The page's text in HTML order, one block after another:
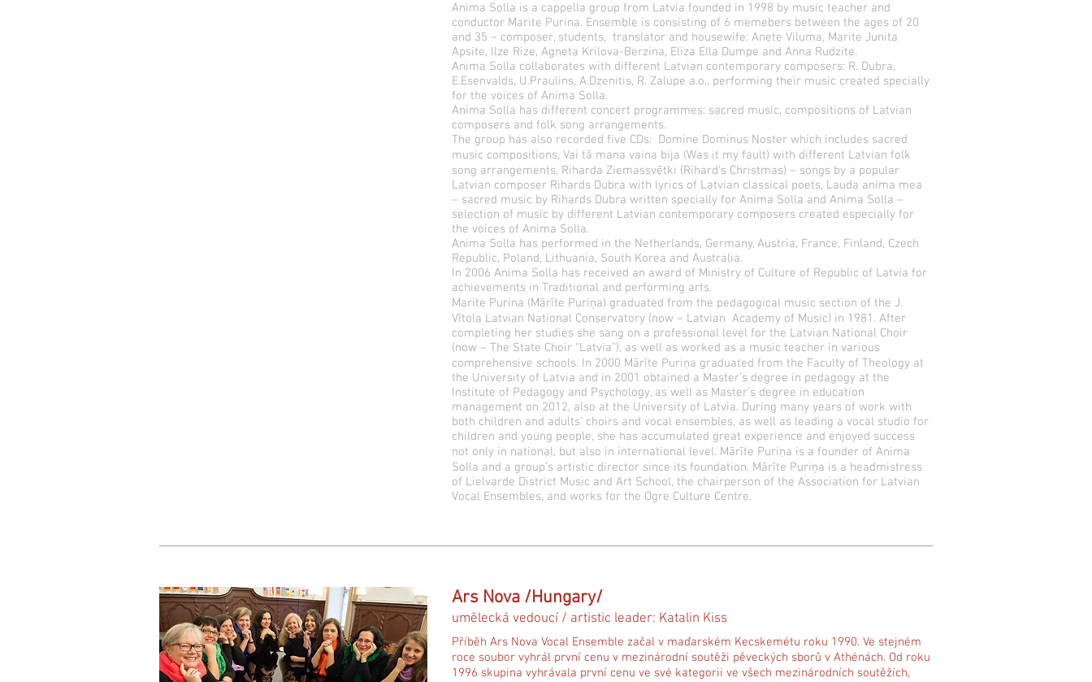
Anima Solla is a cappella group from Latvia founded in 1998 by music teacher and
conductor Marite Purina. Ensemble is consisting of 6 memebers between the ages of 20
and 35 – composer, students, translator and housewife: Anete Viluma, Marite Junita
Apsite, Ilze Rize, Agneta Krilova-Berzina, Eliza Ella Dumpe and Anna Rudzite.
Anima Solla collaborates with different Latvian contemporary composers: R. Dubra,
E.Esenvalds, U.Praulins, A.Dzenitis, R. Zalupe a.o., performing their music created specially
for the voices of Anima Solla.
Anima Solla has different concert programmes: sacred music, compositions of Latvian
composers and folk song arrangements.
The group has also recorded five CDs: Domine Dominus Noster which includes sacred
music compositions, Vai tā mana vaina bija (Was it my fault) with different Latvian folk
song arrangements, Riharda Ziemassvētki (Rihard's Christmas) – songs by a popular
Latvian composer Rihards Dubra with lyrics of Latvian classical poets, Lauda anima mea
– sacred music by Rihards Dubra written specially for Anima Solla and Anima Solla –
selection of music by different Latvian contemporary composers created especially for
the voices of Anima Solla.
Anima Solla has performed in the Netherlands, Germany, Austria, France, Finland, Czech
Republic, Poland, Lithuania, South Korea and Australia.
In 2006 Anima Solla has received an award of Ministry of Culture of Republic of Latvia for
achievements in Traditional and performing arts.
Marite Purina (Mārīte Puriņa) graduated from the pedagogical music section of the J.
Vītola Latvian National Conservatory (now – Latvian Academy of Music) in 1981. After
completing her studies she sang on a professional level for the Latvian National Choir
(now – The State Choir “Latvia”), as well as worked as a music teacher in various
comprehensive schools. In 2000 Mārīte Puriņa graduated from the Faculty of Theology at
the University of Latvia and in 2001 obtained a Master’s degree in pedagogy at the
Institute of Pedagogy and Psychology, as well as Master’s degree in education
management on 2012, also at the University of Latvia. During many years of work with
both children and adults’ choirs and vocal ensembles, as well as leading a vocal studio for
children and young people, she has accumulated great experience and enjoyed success
not only in national, but also in international level. Mārīte Puriņa is a founder of Anima
Solla and a group’s artistic director since its foundation. Mārīte Puriņa is a headmistress
of Lielvarde District Music and Art School, the chairperson of the Association for Latvian
Vocal Ensembles, and works for the Ogre Culture Centre.
Ars Nova /Hungary/
umělecká vedoucí / artistic leader: Katalin Kiss
Příběh Ars Nova Vocal Ensemble začal v maďarském Kecskemétu roku 1990. Ve stejném
roce soubor vyhrál první cenu v mezinárodní soutěži pěveckých sborů v Athénách. Od roku
1996 skupina vyhrávala první cenu ve své kategorii ve všech mezinárodních soutěžích,